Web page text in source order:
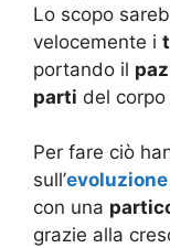
Lo scopo
velocemente i
portando il
parti del
Per fare ciò
sull’evoluzione
con una
grazie alla